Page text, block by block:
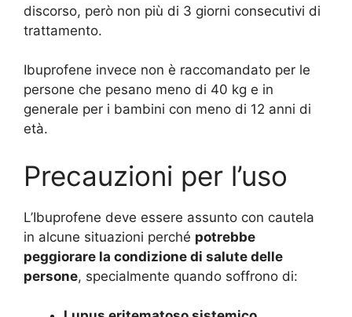
discorso, però non più di 3 giorni consecutivi di
trattamento.
Ibuprofene invece non è raccomandato per le
persone che pesano meno di 40 kg e in
generale per i bambini con meno di 12 anni di
età.
Precauzioni per l’uso
L’Ibuprofene deve essere assunto con cautela
in alcune situazioni perché potrebbe
peggiorare la condizione di salute delle
persone, specialmente quando soffrono di: